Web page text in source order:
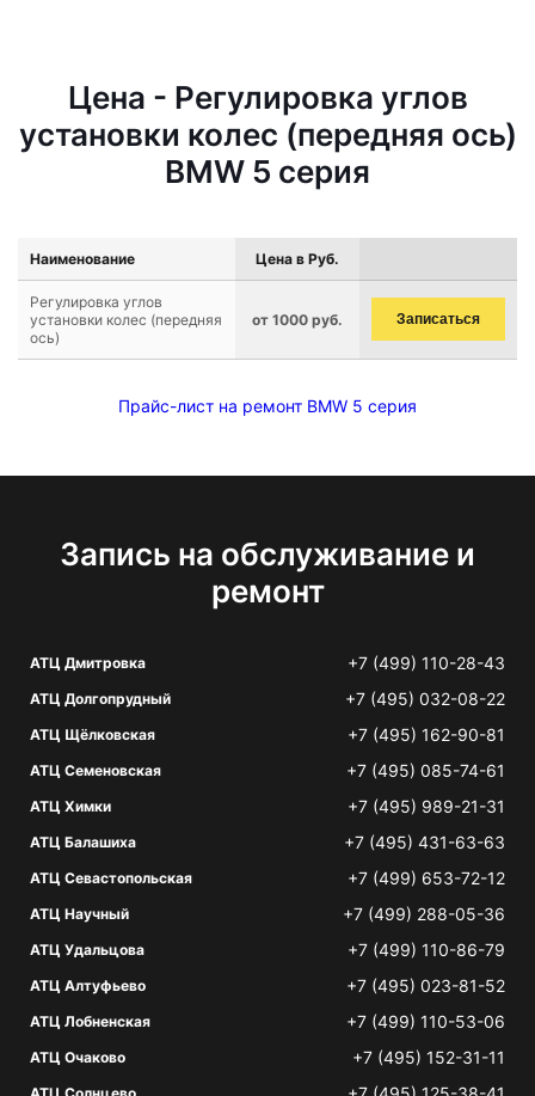
Цена - Регулировка углов
установки колес (передняя ось)
BMW 5 серия
Наименование Цена в Руб.
Регулировка углов
установки колес (передняя
ось)
от 1000 руб. Записаться
Прайс-лист на ремонт BMW 5 серия
Запись на обслуживание и
ремонт
АТЦ Дмитровка +7 (499) 110-28-43
АТЦ Долгопрудный +7 (495) 032-08-22
АТЦ Щёлковская +7 (495) 162-90-81
АТЦ Семеновская +7 (495) 085-74-61
АТЦ Химки +7 (495) 989-21-31
АТЦ Балашиха +7 (495) 431-63-63
АТЦ Севастопольская +7 (499) 653-72-12
АТЦ Научный +7 (499) 288-05-36
АТЦ Удальцова +7 (499) 110-86-79
АТЦ Алтуфьево +7 (495) 023-81-52
АТЦ Лобненская +7 (499) 110-53-06
АТЦ Очаково +7 (495) 152-31-11